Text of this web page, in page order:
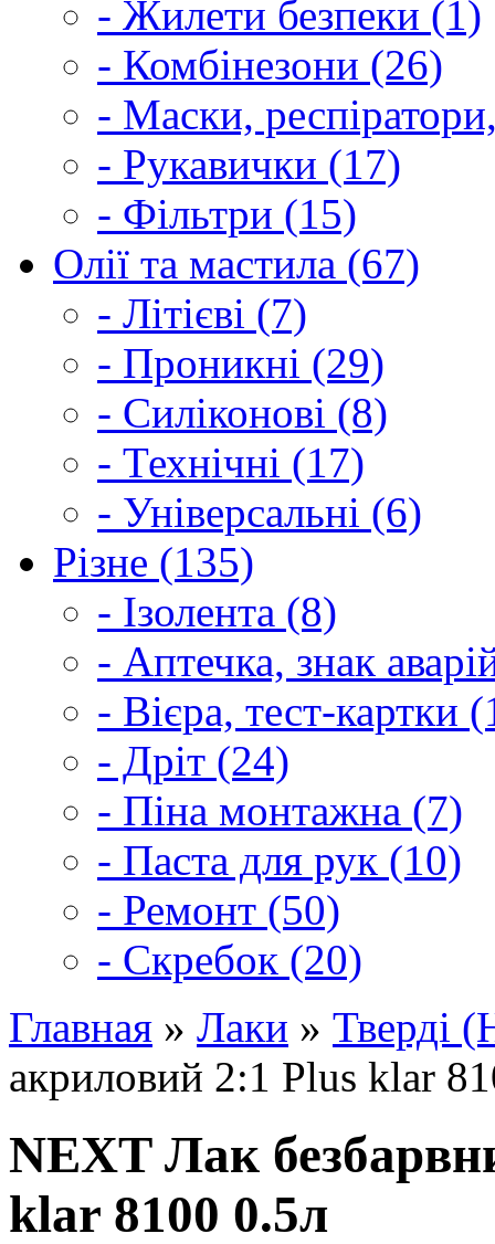
- Жилети безпеки (1)
- Комбінезони (26)
- Маски,
- Рукавички (17)
- Фільтри (15)
Олії та мастила (67)
- Літієві (7)
- Проникні (29)
- Силіконові (8)
- Технічні (17)
- Універсальні (6)
Різне (135)
- Ізолента (8)
- Аптечка, знак
- Вієра, тест-картки
- Дріт (24)
- Піна монтажна (7)
- Паста для рук (10)
- Ремонт (50)
- Скребок (20)
Главная » Лаки » Тверді
акриловий 2:1 Plus klar
NEXT Лак
klar 8100 0.5л